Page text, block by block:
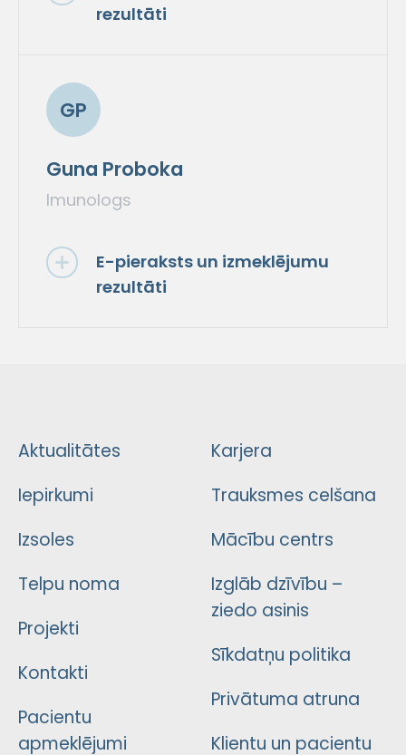
rezultāti
GP
Guna Proboka
Imunologs
E-pieraksts un izmeklējumu
rezultāti
Aktualitātes
Iepirkumi
Izsoles
Telpu noma
Projekti
Kontakti
Pacientu
apmeklējumi
Karjera
Trauksmes celšana
Mācību centrs
Izglāb dzīvību –
ziedo asinis
Sīkdatņu politika
Privātuma atruna
Klientu un pacientu